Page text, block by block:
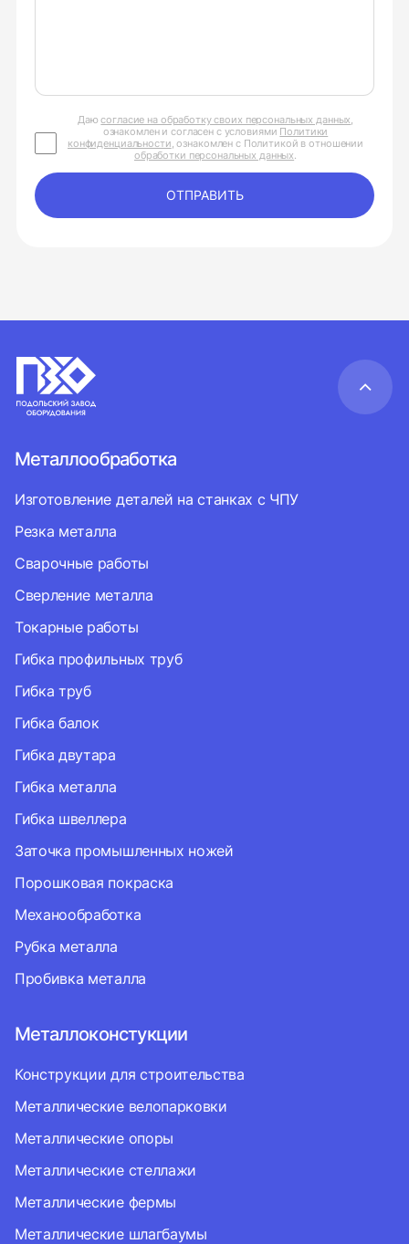
Даюсогласие на обработку своих персональных данных,
ознакомлен и согласен с условиями Политики
конфиденциальности, ознакомлен с Политикой в отношении
обработки персональных данных.
ОТПРАВИТЬ
Металлообработка
Изготовление деталей на станках с ЧПУ
Резка металла
Сварочные работы
Сверление металла
Токарные работы
Гибка профильных труб
Гибка труб
Гибка балок
Гибка двутара
Гибка металла
Гибка швеллера
Заточка промышленных ножей
Порошковая покраска
Механообработка
Рубка металла
Пробивка металла
Металлоконстукции
Конструкции для строительства
Металлические велопарковки
Металлические опоры
Металлические стеллажи
Металлические фермы
Металлические шлагбаумы